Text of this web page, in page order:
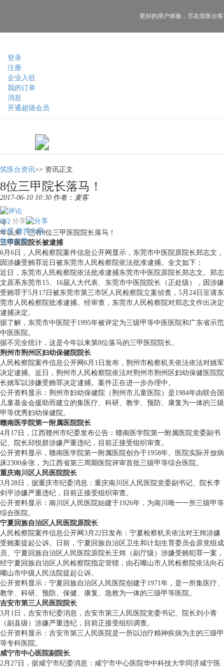
登录
注册
企业入驻
我的订单
消息
开通超级会员
更好的用户体验， 尽在筑医台
筑医台资讯>> 资讯正文
8位三甲院长落马！
2017-06-10 10:30 作者： 麦客
分享
QQ
分享 微博分享
微信分享
今
年以来，已有8位三甲医院院长落马！
三甲医院院长被逮捕
6月6日，人民检察院案件信息公开网显示，东莞市中医院原院长郑志文，
因涉嫌受贿罪近日被东莞市人民检察院依法批准逮捕。全文如下：
近日，东莞市人民检察院依法批准逮捕东莞市中医院原院长郑志文。郑志
文原系东莞市15、16届人大代表、东莞市中医院院长（正处级），因涉嫌
受贿罪于5月17日被东莞市第三市区人民检察院立案侦查，5月24日呈请东
莞市人民检察院批准逮捕。经审查，东莞市人民检察院对郑志文作出决定
逮捕决定。
据了解，东莞市中医院于1995年被评定为三级甲等中医医院和广东省示范
中医医院。
据不完全统计，这是今年以来第8位落马的三甲医院院长。
荆州市荆州区妇幼保健院院长
人民检察院案件信息公开网6月1日发布，荆州市检察机关依法依法对姚军
决定逮捕。近日，荆州市人民检察院依法对荆州市荆州区妇幼保健医院院
长姚军以涉嫌受贿罪决定逮捕。案件正在进一步办理中。
公开资料显示：荆州市妇幼保健院（荆州市儿童医院）是1984年由联合国
儿童基金会援助而建立的集医疗、科研、教学、预防、康复为一体的三级
甲等优秀妇幼保健院。
赣南医学院第一附属医院院长
4月17日，江西赣州市纪委发布公告：赣南医学院第一附属医院党委副书
记、院长邱悦群涉嫌严重违纪，目前正接受组织审查。
公开资料显示，赣南医学院第一附属医院创办于1958年。医院实际开放病
床2300余张，为江西省第三周期医院评审首批三级甲等综合医院。
重庆南川区人民医院院长
3月28日，据重庆市纪委消息：重庆南川区人民医院党委副书记、院长李
剑平涉嫌严重违纪，目前正接受组织审查。
公开资料显示：南川区人民医院始建于1926年，为南川唯一一所三级甲等
综合医院。
宁夏回族自治区人民医院原院长
人民检察院案件信息公开网3月22日发布：宁夏检察机关依法对王炜涉嫌
受贿案提起公诉。日前，宁夏回族自治区卫生和计划生育委员会原党组成
员、宁夏回族自治区人民医院原院长王炜（副厅级）涉嫌受贿犯罪一案，
经宁夏回族自治区人民检察院指定管辖，由石嘴山市人民检察院依法向石
嘴山市中级人民法院提起公诉。
公开资料显示：宁夏回族自治区人民医院创建于1971年，是一所集医疗、
教学、科研、预防、保健、康复、急救为一体的三级甲等医院。
吉安市第三人民医院院长
3月1日，吉安市纪委消息，吉安市第三人民医院党委书记、院长刘小青
（副县级）涉嫌严重违纪，目前正接受组织调查。
公开资料显示：吉安市第三人民医院是一所以治疗精神疾病为主的三级甲
等专科医院。
咸宁市中心医院副院长
2月27日，据咸宁市纪委消息：咸宁市中心医院华中科技大学同济咸宁医